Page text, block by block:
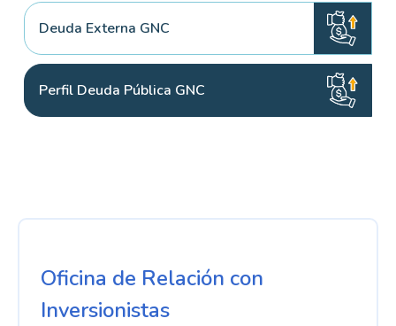
Deuda Externa GNC
Perfil Deuda Pública GNC
Oficina de Relación con
Inversionistas